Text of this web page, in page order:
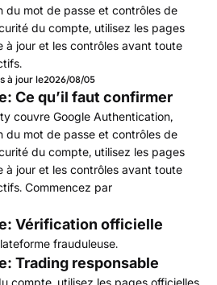
du mot de passe et contrôles de
du compte, utilisez les pages
à jour et les contrôles avant toute
à jour le2026/08/05
Ce qu’il faut confirmer
couvre Google Authentication,
du mot de passe et contrôles de
du compte, utilisez les pages
à jour et les contrôles avant toute
Commencez par
Vérification officielle
frauduleuse.
Trading responsable
compte, utilisez les pages officielles,